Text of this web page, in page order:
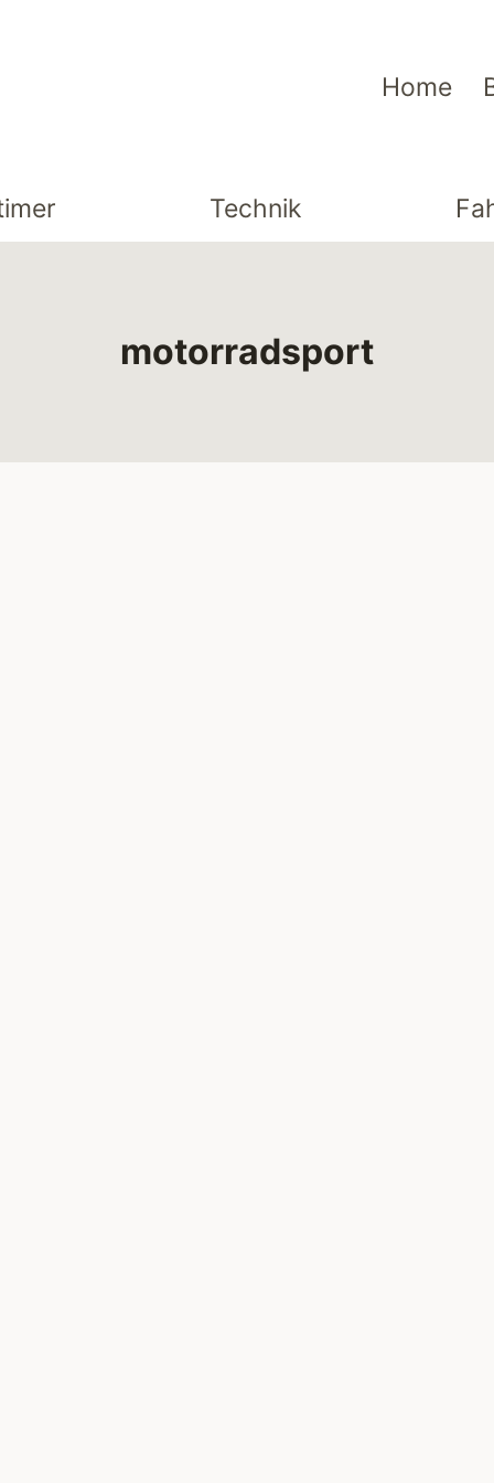
Home
Technik
motorradsport